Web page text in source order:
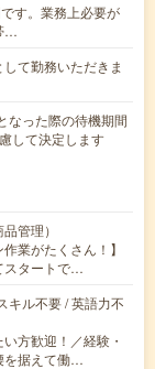
す。業務上必要が
…
て勤務いただきま
った際の待機期間
して決定します
管理）
業がたくさん！】
スタートで…
キル不要 / 英語力不
方歓迎！／経験・
を据えて働…